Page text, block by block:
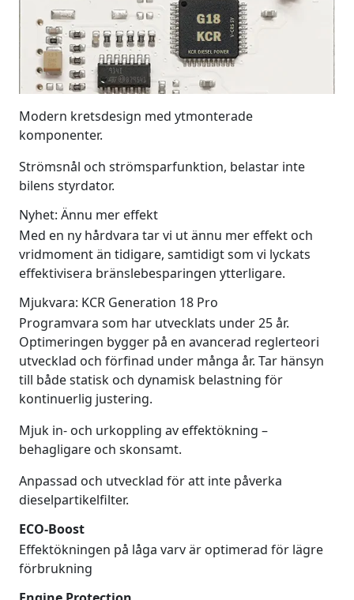
Modern kretsdesign med ytmonterade
komponenter.
Strömsnål och strömsparfunktion, belastar inte
bilens styrdator.
Nyhet: Ännu mer effekt
Med en ny hårdvara tar vi ut ännu mer effekt och
vridmoment än tidigare, samtidigt som vi lyckats
effektivisera bränslebesparingen ytterligare.
Mjukvara: KCR Generation 18 Pro
Programvara som har utvecklats under 25 år.
Optimeringen bygger på en avancerad reglerteori
utvecklad och förfinad under många år. Tar hänsyn
till både statisk och dynamisk belastning för
kontinuerlig justering.
Mjuk in- och urkoppling av effektökning –
behagligare och skonsamt.
Anpassad och utvecklad för att inte påverka
dieselpartikelfilter.
ECO-Boost
Effektökningen på låga varv är optimerad för lägre
förbrukning